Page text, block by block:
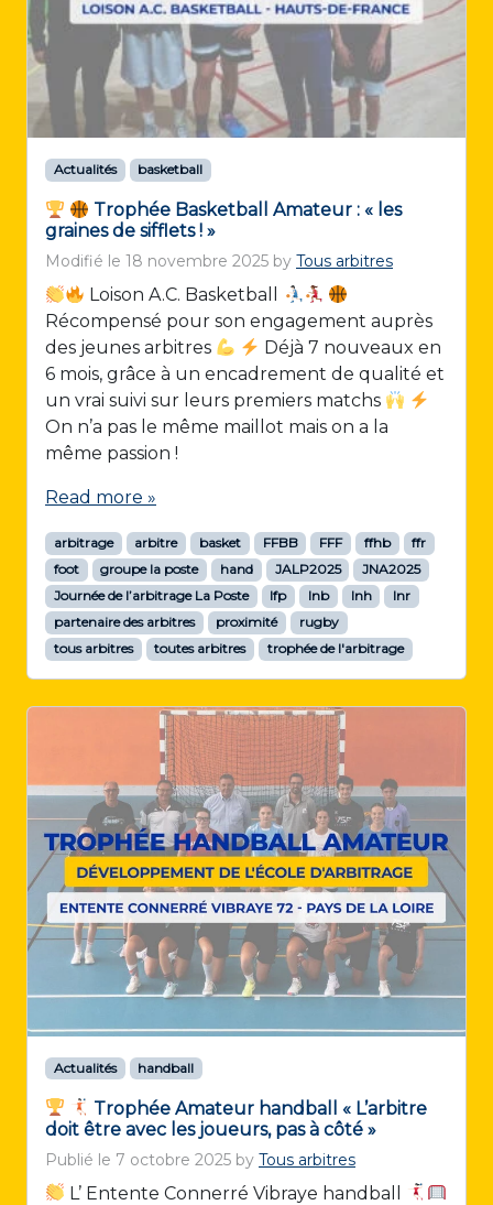
Actualités basketball
Trophée Basketball Amateur : « les
graines de sifflets ! »
Modifié le 18 novembre 2025 by Tous arbitres
Loison A.C. Basketball
Récompensé pour son engagement auprès
des jeunes arbitres
Déjà 7 nouveaux en
6 mois, grâce à un encadrement de qualité et
un vrai suivi sur leurs premiers matchs
On n’a pas le même maillot mais on a la
même passion !
Read more »
arbitrage arbitre basket FFBB FFF ffhb
ffr
foot
groupe la poste hand JALP2025
JNA2025
Journée de l’arbitrage La Poste
lfp lnb lnh
lnr
partenaire des arbitres
proximité
rugby
tous arbitres
toutes arbitres trophée de l'arbitrage
Actualités handball
Trophée Amateur handball « L’arbitre
doit être avec les joueurs, pas à côté »
Publié le 7 octobre 2025 by Tous arbitres
L’ Entente Connerré Vibraye handball